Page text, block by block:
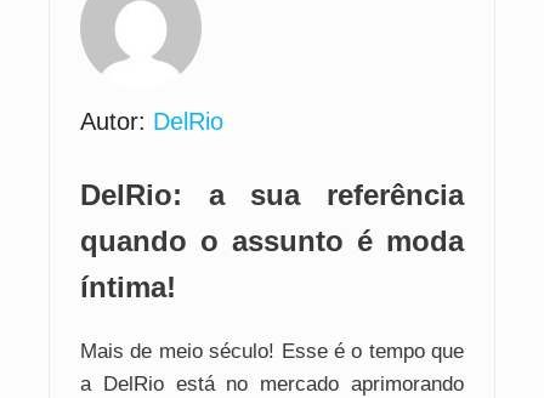
Autor: DelRio
DelRio: a sua referência
quando o assunto é moda
íntima!
Mais de meio século! Esse é o tempo que
a DelRio está no mercado aprimorando